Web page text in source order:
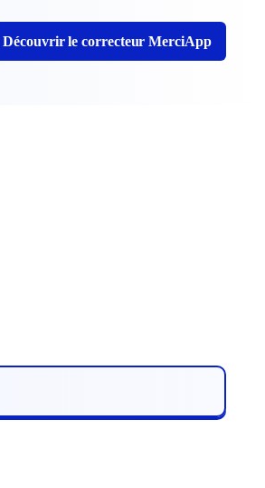
Découvrir le correcteur MerciApp